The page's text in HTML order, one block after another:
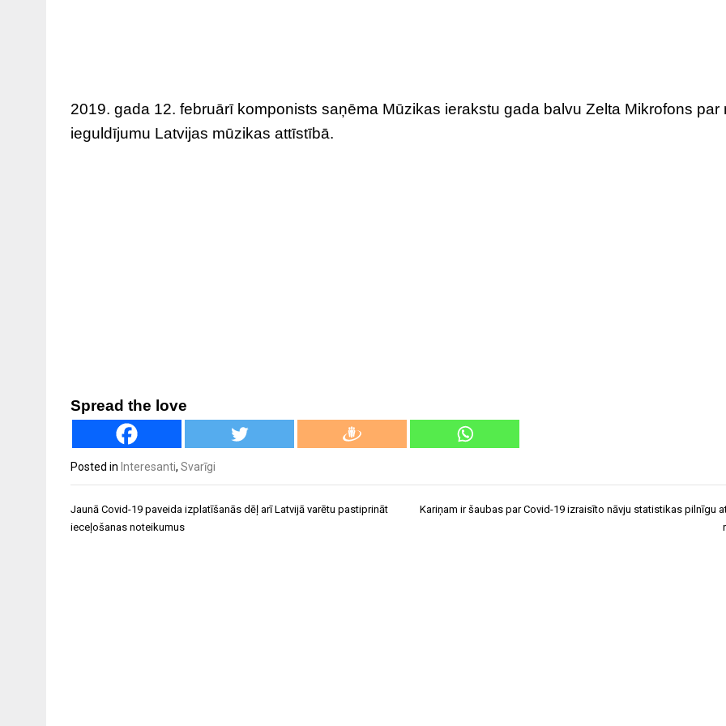
2019. gada 12. februārī komponists saņēma Mūzikas ierakstu gada balvu Zelta Mikrofons par
ieguldījumu Latvijas mūzikas attīstībā.
Spread the love
Posted in Interesanti, Svarīgi
Ziņu
izvēlne
Jaunā Covid-19 paveida izplatīšanās dēļ arī Latvijā varētu pastiprināt
ieceļošanas noteikumus
Kariņam ir šaubas par Covid-19 izraisīto nāvju statistikas pilnīgu